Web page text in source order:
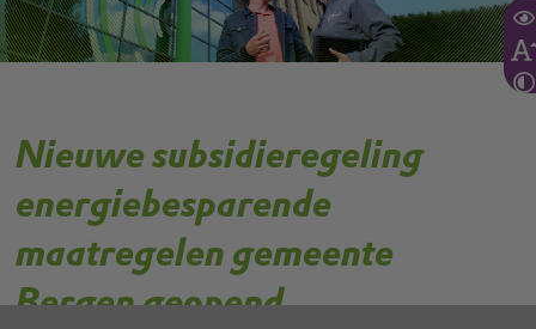
Nieuwe subsidieregeling
energiebesparende
maatregelen gemeente
Bergen geopend